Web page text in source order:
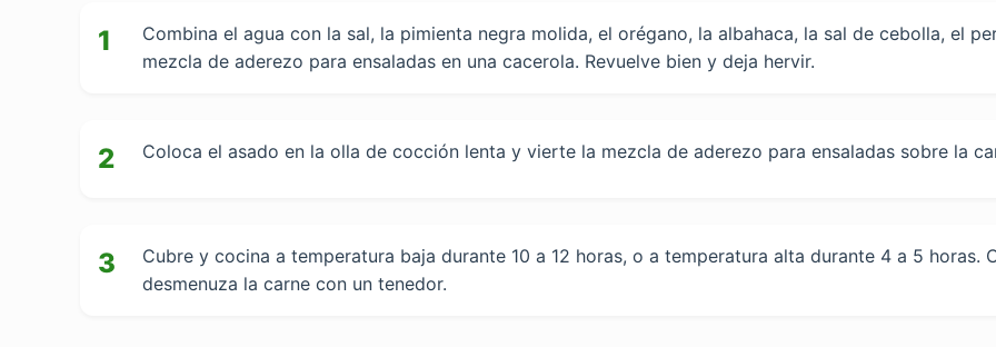
1
Combina el agua con la sal, la pimienta negra molida, el orégano, la albahaca, la sal de cebolla, el
mezcla de aderezo para ensaladas en una cacerola. Revuelve bien y deja hervir.
2 Coloca el asado en la olla de cocción lenta y vierte la mezcla de aderezo para ensaladas sobre la
3
Cubre y cocina a temperatura baja durante 10 a 12 horas, o a temperatura alta durante 4 a 5 horas.
desmenuza la carne con un tenedor.